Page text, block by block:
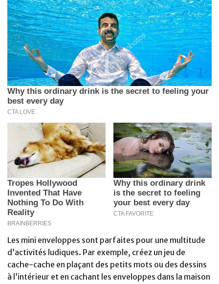
Les mini enveloppes sont parfaites pour une multitude
d’activités ludiques. Par exemple, créez un jeu de
cache-cache en plaçant des petits mots ou des dessins
à l’intérieur et en cachant les enveloppes dans la maison